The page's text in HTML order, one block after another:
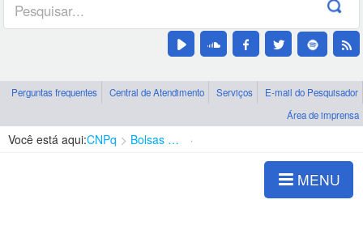
Perguntas frequentes Central de Atendimento Serviços
E-mail do Pesquisador
Área de imprensa
Você está aqui:CNPq Bolsas e Auxílios Vigentes
MENU